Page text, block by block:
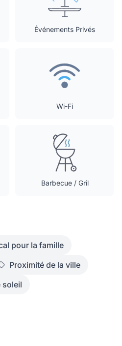
Événements Privés
Wi-Fi
Barbecue / Gril
pour la famille
Proximité de la ville
soleil